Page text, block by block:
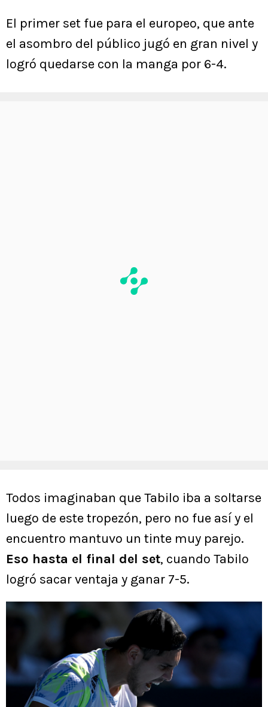
El primer set fue para el europeo, que ante
el asombro del público jugó en gran nivel y
logró quedarse con la manga por 6-4.
Todos imaginaban que Tabilo iba a soltarse
luego de este tropezón, pero no fue así y el
encuentro mantuvo un tinte muy parejo.
Eso hasta el final del set, cuando Tabilo
logró sacar ventaja y ganar 7-5.